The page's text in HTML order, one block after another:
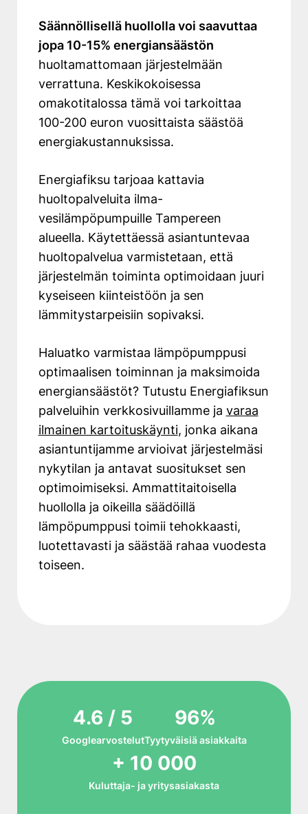
Säännöllisellä huollolla voi saavuttaa
jopa 10-15% energiansäästön
huoltamattomaan järjestelmään
verrattuna. Keskikokoisessa
omakotitalossa tämä voi tarkoittaa
100-200 euron vuosittaista säästöä
energiakustannuksissa.
Energiafiksu tarjoaa kattavia
huoltopalveluita ilma-
vesilämpöpumpuille Tampereen
alueella. Käytettäessä asiantuntevaa
huoltopalvelua varmistetaan, että
järjestelmän toiminta optimoidaan juuri
kyseiseen kiinteistöön ja sen
lämmitystarpeisiin sopivaksi.
Haluatko varmistaa lämpöpumppusi
optimaalisen toiminnan ja maksimoida
energiansäästöt? Tutustu Energiafiksun
palveluihin verkkosivuillamme ja varaa
ilmainen kartoituskäynti, jonka aikana
asiantuntijamme arvioivat järjestelmäsi
nykytilan ja antavat suositukset sen
optimoimiseksi. Ammattitaitoisella
huollolla ja oikeilla säädöillä
lämpöpumppusi toimii tehokkaasti,
luotettavasti ja säästää rahaa vuodesta
toiseen.
4.6 / 5
Googlearvostelut
96%
Tyytyväisiä asiakkaita
+ 10 000
Kuluttaja- ja yritysasiakasta